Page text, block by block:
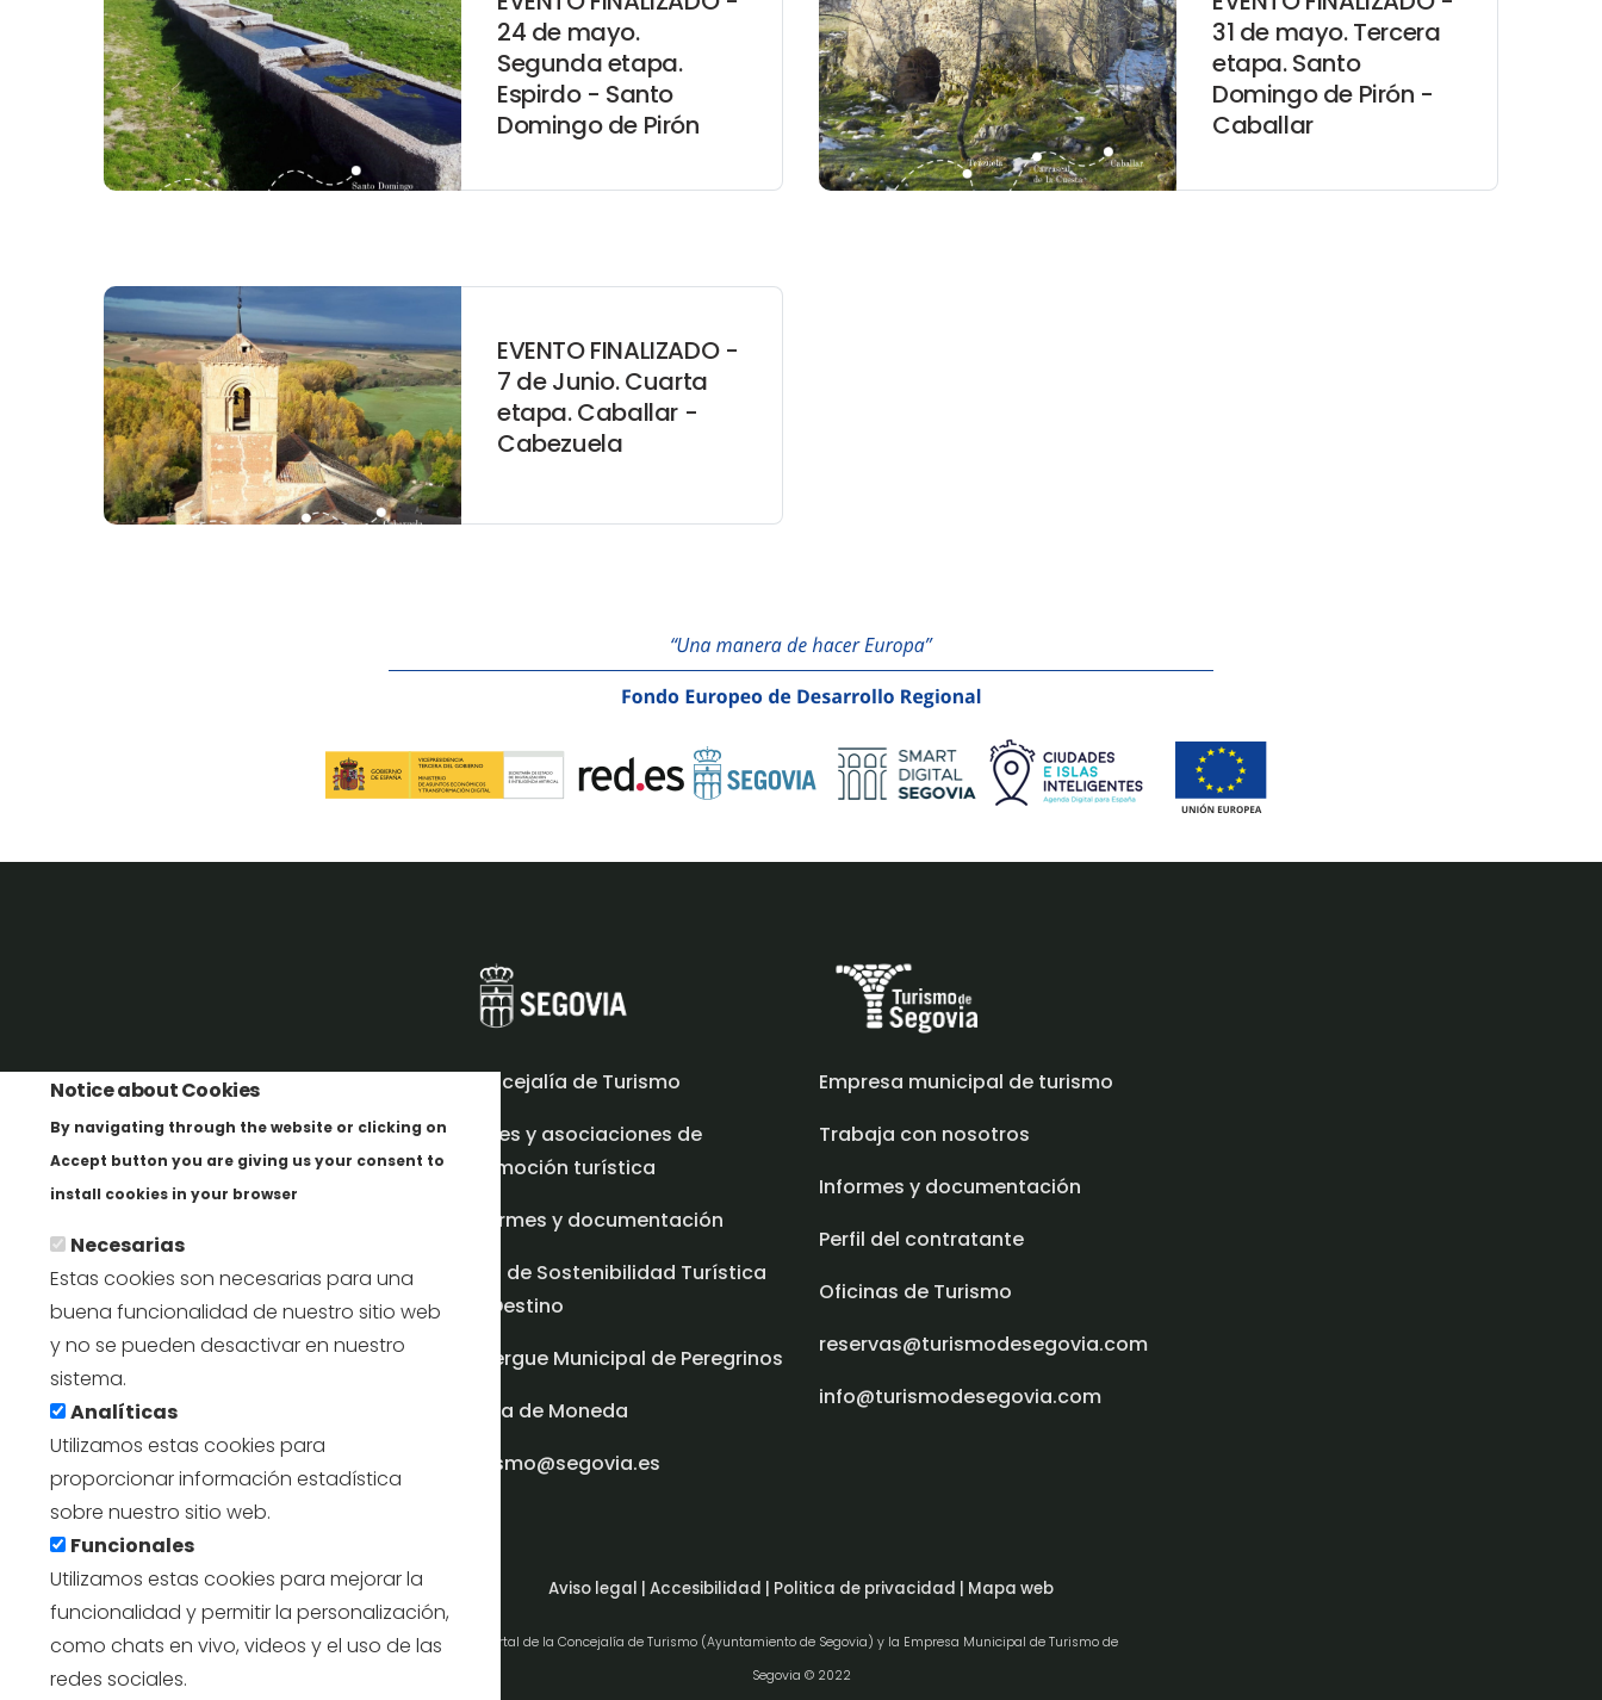
Notice about Cookies
By navigating through the website or clicking on
Accept button you are giving us your consent to
install cookies in your browser
Necesarias
Estas cookies son necesarias para una
buena funcionalidad de nuestro sitio web
y no se pueden desactivar en nuestro
sistema.
Analíticas
Utilizamos estas cookies para
proporcionar información estadística
sobre nuestro sitio web.
Funcionales
Utilizamos estas cookies para mejorar la
funcionalidad y permitir la personalización,
como chats en vivo, videos y el uso de las
redes sociales.
24 de mayo.
Segunda etapa.
Espirdo - Santo
Domingo de Pirón
31 de mayo. Tercera
etapa. Santo
Domingo de Pirón -
Caballar
EVENTO FINALIZADO -
7 de Junio. Cuarta
etapa. Caballar -
Cabezuela
Concejalía de Turismo
Redes y asociaciones de
promoción turística
Informes y documentación
Plan de Sostenibilidad Turística
en Destino
Albergue Municipal de Peregrinos
Casa de Moneda
turismo@segovia.es
Empresa municipal de turismo
Trabaja con nosotros
Informes y documentación
Perfil del contratante
Oficinas de Turismo
reservas@turismodesegovia.com
info@turismodesegovia.com
Aviso legal | Accesibilidad | Politica de privacidad | Mapa web
Portal de la Concejalía de Turismo (Ayuntamiento de Segovia) y la Empresa Municipal de Turismo de
Segovia © 2022